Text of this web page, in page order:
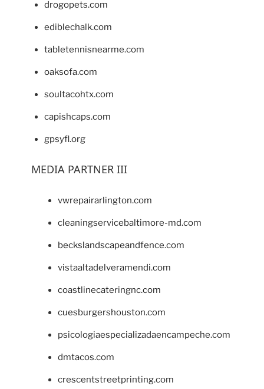
drogopets.com
ediblechalk.com
tabletennisnearme.com
oaksofa.com
soultacohtx.com
capishcaps.com
gpsyfl.org
MEDIA PARTNER III
vwrepairarlington.com
cleaningservicebaltimore-md.com
beckslandscapeandfence.com
vistaaltadelveramendi.com
coastlinecateringnc.com
cuesburgershouston.com
psicologiaespecializadaencampeche.com
dmtacos.com
crescentstreetprinting.com